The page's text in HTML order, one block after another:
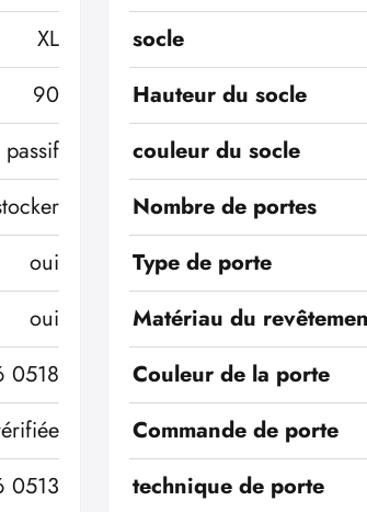
XL
90
oui
oui
0518
0513
socle
Hauteur du socle
couleur du socle
Nombre de portes
Type de porte
Matériau du
Couleur de la porte
Commande de porte
technique de porte